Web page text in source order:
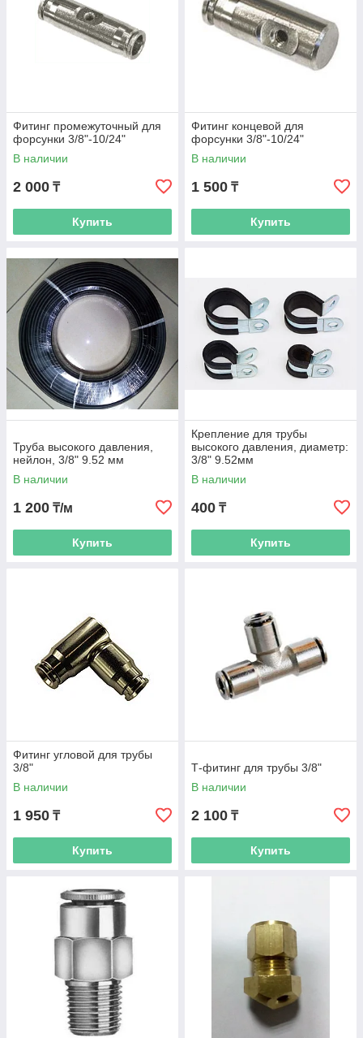
Фитинг промежуточный для
форсунки 3/8"-10/24"
В наличии
2 000 ₸
Купить
Фитинг концевой для
форсунки 3/8"-10/24"
В наличии
1 500 ₸
Купить
Труба высокого давления,
нейлон, 3/8" 9.52 мм
В наличии
1 200 ₸/м
Купить
Крепление для трубы
высокого давления, диаметр:
3/8" 9.52мм
В наличии
400 ₸
Купить
Фитинг угловой для трубы
3/8"
В наличии
1 950 ₸
Купить
Т-фитинг для трубы 3/8"
В наличии
2 100 ₸
Купить